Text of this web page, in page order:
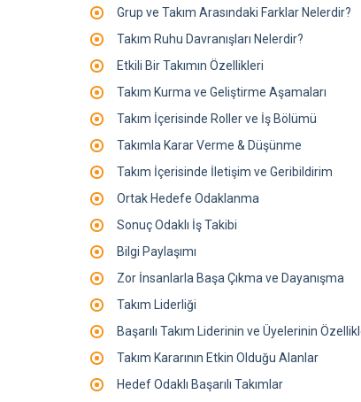
Grup ve Takım Arasındaki Farklar Nelerdir?
Takım Ruhu Davranışları Nelerdir?
Etkili Bir Takımın Özellikleri
Takım Kurma ve Geliştirme Aşamaları
Takım İçerisinde Roller ve İş Bölümü
Takımla Karar Verme & Düşünme
Takım İçerisinde İletişim ve Geribildirim
Ortak Hedefe Odaklanma
Sonuç Odaklı İş Takibi
Bilgi Paylaşımı
Zor İnsanlarla Başa Çıkma ve Dayanışma
Takım Liderliği
Başarılı Takım Liderinin ve Üyelerinin
Takım Kararının Etkin Olduğu Alanlar
Hedef Odaklı Başarılı Takımlar